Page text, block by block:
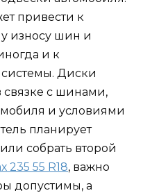
привести к
износу шин и
и к
Диски
связке с шинами,
и условиями
планирует
собрать второй
235 55 R18, важно
допустимы, а